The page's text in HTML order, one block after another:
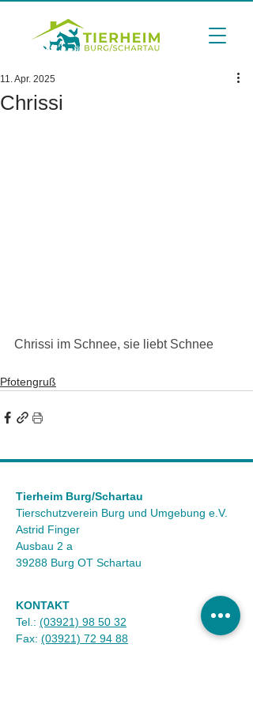
Chrissi
11. Apr. 2025
Chrissi im Schnee, sie liebt Schnee
Pfotengruß
Tierheim Burg/Schartau
Tierschutzverein Burg und Umgebung e.V.
Astrid Finger
Ausbau 2 a
39288 Burg OT Schartau
KONTAKT
Tel.: (03921) 98 50 32
Fax: (03921) 72 94 88